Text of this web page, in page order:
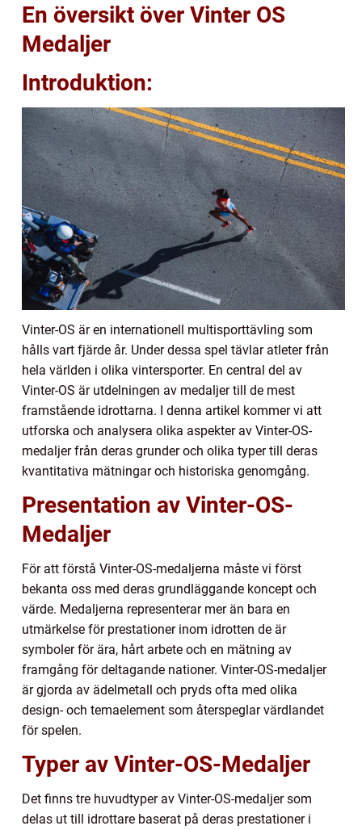
En översikt över Vinter OS
Medaljer
Introduktion:
Vinter-OS är en internationell multisporttävling som
hålls vart fjärde år. Under dessa spel tävlar atleter från
hela världen i olika vintersporter. En central del av
Vinter-OS är utdelningen av medaljer till de mest
framstående idrottarna. I denna artikel kommer vi att
utforska och analysera olika aspekter av Vinter-OS-
medaljer från deras grunder och olika typer till deras
kvantitativa mätningar och historiska genomgång.
Presentation av Vinter-OS-
Medaljer
För att förstå Vinter-OS-medaljerna måste vi först
bekanta oss med deras grundläggande koncept och
värde. Medaljerna representerar mer än bara en
utmärkelse för prestationer inom idrotten de är
symboler för ära, hårt arbete och en mätning av
framgång för deltagande nationer. Vinter-OS-medaljer
är gjorda av ädelmetall och pryds ofta med olika
design- och temaelement som återspeglar värdlandet
för spelen.
Typer av Vinter-OS-Medaljer
Det finns tre huvudtyper av Vinter-OS-medaljer som
delas ut till idrottare baserat på deras prestationer i